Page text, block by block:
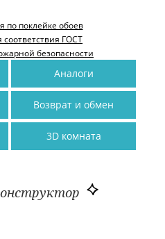
по поклейке обоев
ГОСТ
безопасности
Аналоги
Возврат и обмен
3D комната